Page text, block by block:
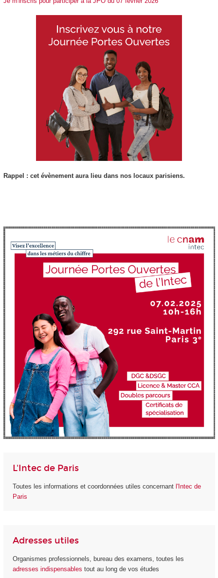
Rappel : cet évènement aura lieu dans nos locaux parisiens.
L'Intec de Paris
Toutes les informations et coordonnées utiles concernant l'Intec de
Paris
Adresses utiles
Organismes professionnels, bureau des examens, toutes les
adresses indispensables tout au long de vos études